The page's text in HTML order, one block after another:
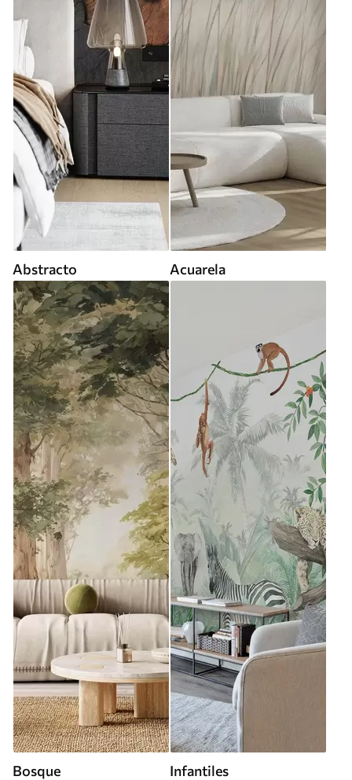
Abstracto Acuarela
Bosque Infantiles